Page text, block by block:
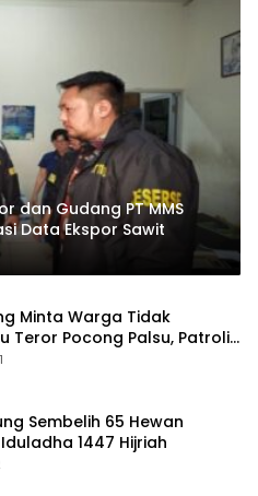
dan Gudang PT MMS
Data Ekspor Sawit
Minta Warga Tidak
Teror Pocong Palsu, Patroli
Sembelih 65 Hewan
1447 Hijriah